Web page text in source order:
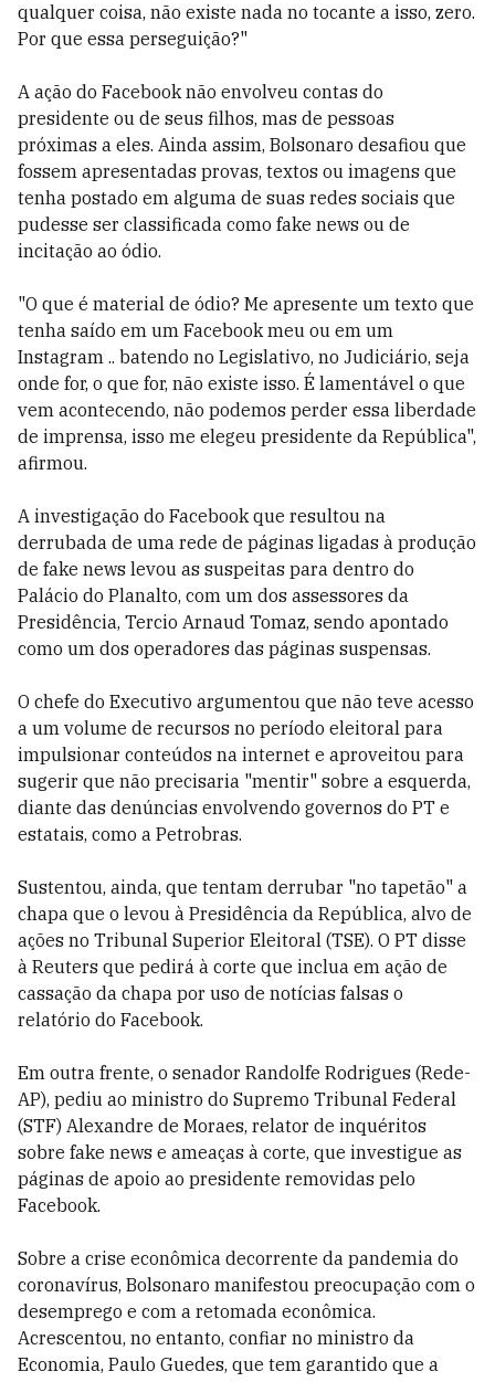
qualquer coisa, não existe nada no tocante a isso, zero.
Por que essa perseguição?"
A ação do Facebook não envolveu contas do
presidente ou de seus filhos, mas de pessoas
próximas a eles. Ainda assim, Bolsonaro desafiou que
fossem apresentadas provas, textos ou imagens que
tenha postado em alguma de suas redes sociais que
pudesse ser classificada como fake news ou de
incitação ao ódio.
"O que é material de ódio? Me apresente um texto que
tenha saído em um Facebook meu ou em um
Instagram .. batendo no Legislativo, no Judiciário, seja
onde for, o que for, não existe isso. É lamentável o que
vem acontecendo, não podemos perder essa liberdade
de imprensa, isso me elegeu presidente da República",
afirmou.
A investigação do Facebook que resultou na
derrubada de uma rede de páginas ligadas à produção
de fake news levou as suspeitas para dentro do
Palácio do Planalto, com um dos assessores da
Presidência, Tercio Arnaud Tomaz, sendo apontado
como um dos operadores das páginas suspensas.
O chefe do Executivo argumentou que não teve acesso
a um volume de recursos no período eleitoral para
impulsionar conteúdos na internet e aproveitou para
sugerir que não precisaria "mentir" sobre a esquerda,
diante das denúncias envolvendo governos do PT e
estatais, como a Petrobras.
Sustentou, ainda, que tentam derrubar "no tapetão" a
chapa que o levou à Presidência da República, alvo de
ações no Tribunal Superior Eleitoral (TSE). O PT disse
à Reuters que pedirá à corte que inclua em ação de
cassação da chapa por uso de notícias falsas o
relatório do Facebook.
Em outra frente, o senador Randolfe Rodrigues (Rede-
AP), pediu ao ministro do Supremo Tribunal Federal
(STF) Alexandre de Moraes, relator de inquéritos
sobre fake news e ameaças à corte, que investigue as
páginas de apoio ao presidente removidas pelo
Facebook.
Sobre a crise econômica decorrente da pandemia do
coronavírus, Bolsonaro manifestou preocupação com o
desemprego e com a retomada econômica.
Acrescentou, no entanto, confiar no ministro da
Economia, Paulo Guedes, que tem garantido que a